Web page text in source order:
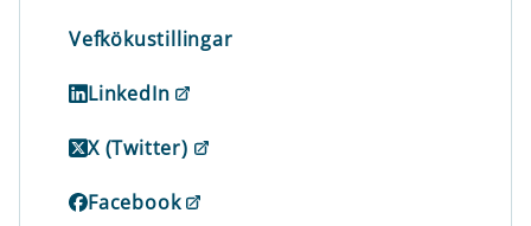
Vefkökustillingar
LinkedIn
X (Twitter)
Facebook